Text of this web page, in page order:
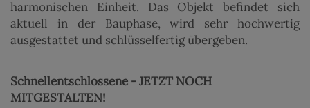
harmonischen Einheit. Das Objekt befindet sich
aktuell in der Bauphase, wird sehr hochwertig
ausgestattet und schlüsselfertig übergeben.
Schnellentschlossene - JETZT NOCH
MITGESTALTEN!